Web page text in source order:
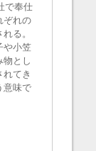
で奉仕
ぞれの
る。
や小笠
物とし
てき
意味で